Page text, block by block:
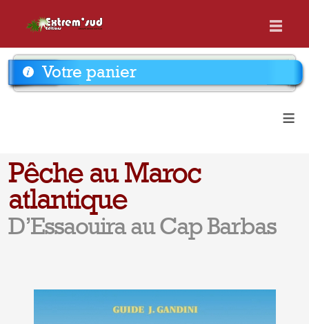
Votre panier
≡
Pêche au Maroc
atlantique
D’Essaouira au Cap Barbas